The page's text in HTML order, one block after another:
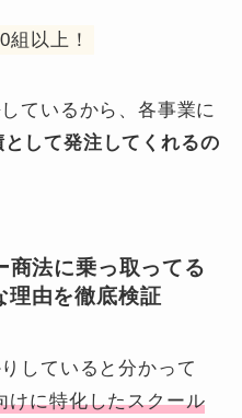
組以上！
ているから、各事業に
して発注してくれるの
法に乗っ取ってる
理由を徹底検証
していると分かって
けに特化したスクール